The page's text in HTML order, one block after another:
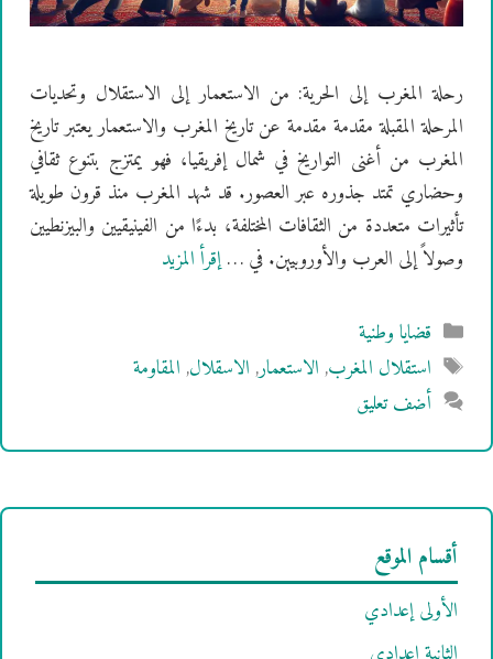
رحلة المغرب إلى الحرية: من الاستعمار إلى الاستقلال وتحديات
المرحلة المقبلة مقدمة مقدمة عن تاريخ المغرب والاستعمار يعتبر تاريخ
المغرب من أغنى التواريخ في شمال إفريقيا، فهو يمتزج بتنوع ثقافي
وحضاري تمتد جذوره عبر العصور. قد شهد المغرب منذ قرون طويلة
تأثيرات متعددة من الثقافات المختلفة، بدءًا من الفينيقيين والبيزنطيين
وصولاً إلى العرب والأوروبيين. في …إقرأ المزيد
التصنيفات
قضايا وطنية
الوسوم
استقلال المغرب,الاستعمار,الاسقلال,المقاومة
أضف تعليق
أقسام الموقع
الأولى إعدادي